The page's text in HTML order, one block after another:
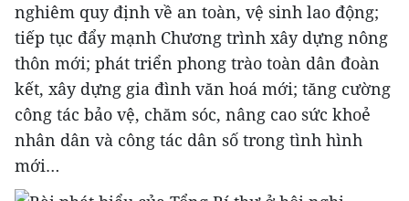
nghiêm quy định về an toàn, vệ sinh lao động;
tiếp tục đẩy mạnh Chương trình xây dựng nông
thôn mới; phát triển phong trào toàn dân đoàn
kết, xây dựng gia đình văn hoá mới; tăng cường
công tác bảo vệ, chăm sóc, nâng cao sức khoẻ
nhân dân và công tác dân số trong tình hình
mới…